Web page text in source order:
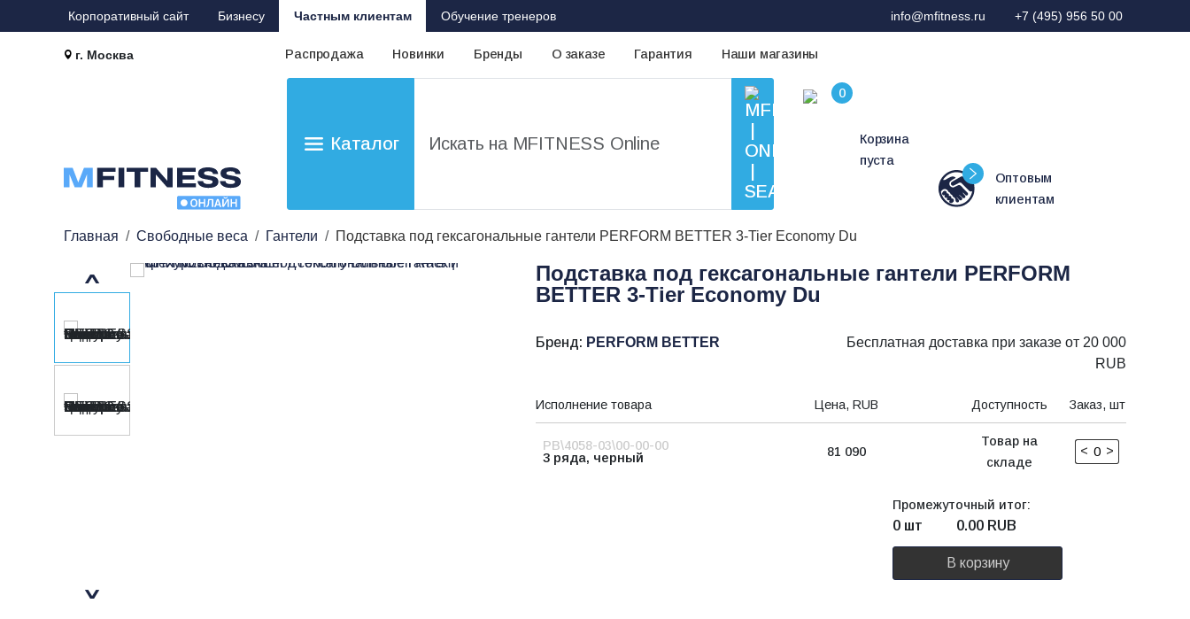
Корпоративный сайт Бизнесу Частным клиентам Обучение тренеров info@mfitness.ru +7 (495) 956 50 00
г. Москва Распродажа Новинки Бренды О заказе Гарантия Наши магазины
Каталог
Корзина
пуста
Оптовым
клиентам
Главная Свободные веса Гантели Подставка под гексагональные гантели PERFORM BETTER 3-Tier Economy Du
Подставка под гексагональные гантели PERFORM
BETTER 3-Tier Economy Du
Бренд: PERFORM BETTER
Бесплатная доставка при заказе от 20 000
RUB
Исполнение товара Цена, RUB Доступность Заказ, шт
PB\4058-03\00-00-00
3 ряда, черный
81 090
Товар на
складе
< >
Промежуточный итог:
0 шт 0.00 RUB
В корзину